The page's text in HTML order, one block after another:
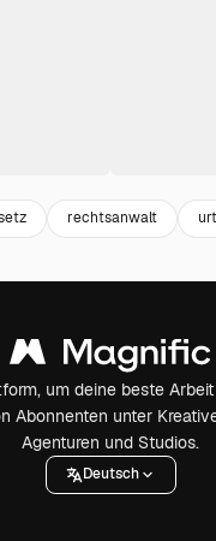
rechtsanwalt
um deine beste
Abonnenten unter
Agenturen und Studios.
Deutsch